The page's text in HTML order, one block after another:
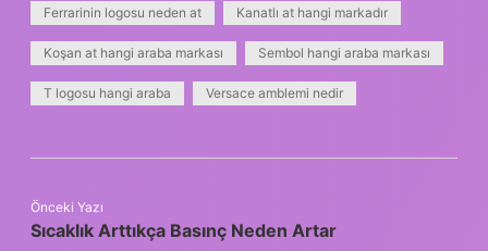
Ferrarinin logosu neden at Kanatlı at hangi markadır
Koşan at hangi araba markası Sembol hangi araba markası
T logosu hangi araba Versace amblemi nedir
Önceki Yazı
Sıcaklık Arttıkça Basınç Neden Artar